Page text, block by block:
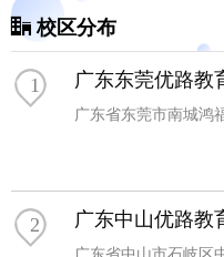
校区分布
1 广东东莞优路教
2 广东中山优路教